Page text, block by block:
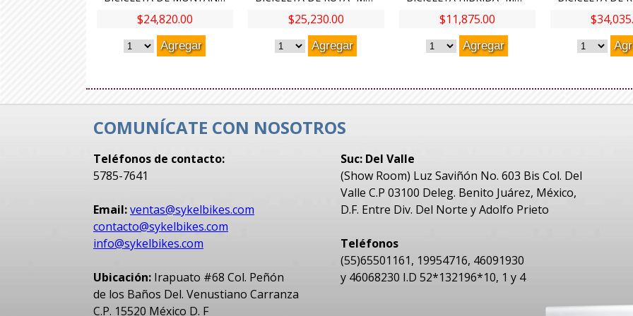
$24,820.00 $25,230.00 $11,875.00
COMUNÍCATE CON NOSOTROS
Teléfonos de contacto:
5785-7641
Email:ventas@sykelbikes.com
contacto@sykelbikes.com
info@sykelbikes.com
Ubicación: Irapuato #68 Col. Peñón
de los Baños Del. Venustiano Carranza
C.P. 15520 México D. F
Suc: Del Valle
(Show Room) Luz Saviñón No. 603 Bis Col. Del
Valle C.P 03100 Deleg. Benito Juárez, México,
D.F. Entre Div. Del Norte y Adolfo Prieto
Teléfonos
(55)65501161, 19954716, 46091930
y 46068230 I.D 52*132196*10, 1 y 4